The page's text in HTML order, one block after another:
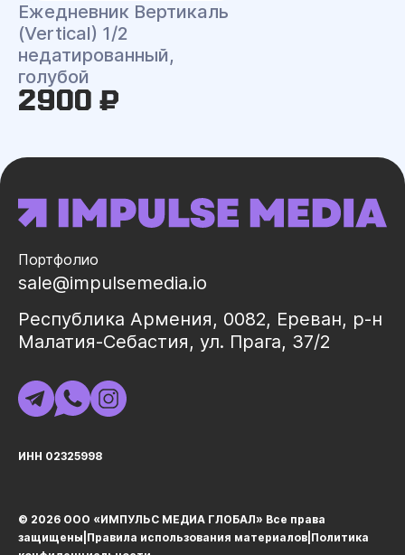
Ежедневник Вертикаль
(Vertical) 1/2
недатированный,
голубой
2900 ₽
Портфолио
sale@impulsemedia.io
Республика Армения, 0082, Ереван, р-н
Малатия-Себастия, ул. Прага, 37/2
ИНН 02325998
© 2026 ООО «ИМПУЛЬС МЕДИА ГЛОБАЛ» Все права
защищеныㅤ|ㅤ Правила использования материалов Политика